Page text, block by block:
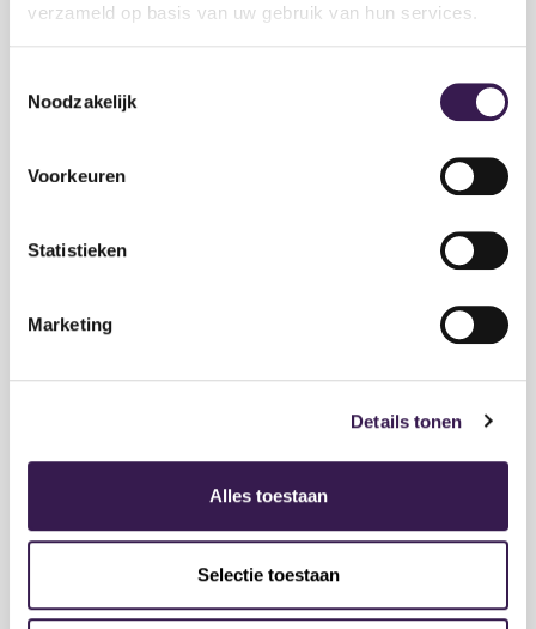
verzameld op basis van uw gebruik van hun services.
Noodzakelijk
Voorkeuren
Statistieken
Marketing
Details tonen
Alles toestaan
Selectie toestaan
Departement Onderwijs
Internationale
Neerlandistiek